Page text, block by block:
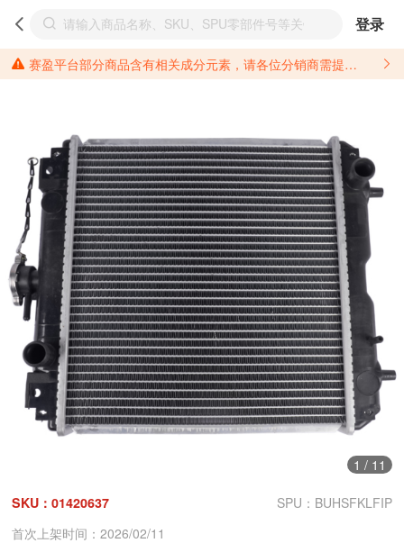
登录
赛盈平台部分商品含有相关成分元素，请各位分销商需提前了解产品材质情况，并针对其做好相关的风险把控，以免造成不必要的损失。 *美国加州65法案进一步规定了对于仅包含致癌物质，仅包含致生殖毒性物质，同时包含致癌物质和致生殖毒性物质，亦或是包含某一物质即为致癌物质又为致生殖毒性物质的产品的警示标语要求。 *新法案提供的警示标语修订并不是强制实施的，其只是避免昂贵诉讼的一种有效的方法。只要企业在保证其使用的另外的警示标语是“清晰和合理”并符合加州65法案要求的，那也是可以被接受的。*请充分了解第三方销售平台对商品上架规要求，并根据对应平台规则调整相关商品信息后进行上架，以免造成您不必要损失。 汽配产品上架注意事项： 不同第三方平台对于适配车型等信息的填写要求各有不同。例如：亚马逊明确禁止在产品标题、卖点和描述中直接使用适配车型的年份、品牌和型号信息；请您仔细研究并熟悉所销售平台关于汽配产品上架销售的具体规则，如果因上架的汽配产品信息填写不符合所销售平台要求，产生违规/侵权等问题所造成的损失需您自行承担。
1 / 11
SKU：01420637
SPU：BUHSFKLFIP
首次上架时间：2026/02/11